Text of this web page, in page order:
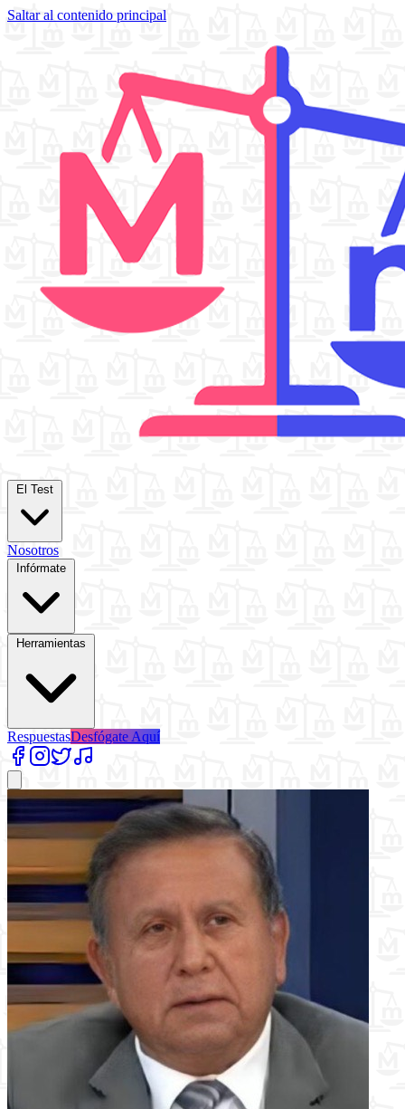
Saltar al contenido principal
Nosotros
RespuestasDesfógate Aquí